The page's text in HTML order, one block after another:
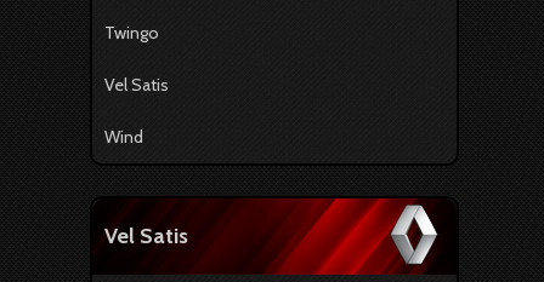
Twingo
Vel Satis
Wind
Vel Satis